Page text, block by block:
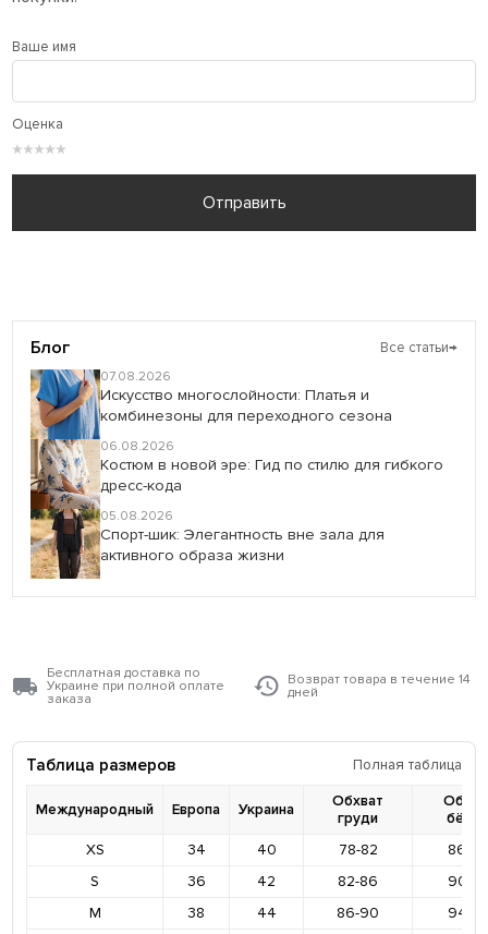
Ваше имя
Оценка
★
★
★
★
★
Отправить
Блог Все статьи→
07.08.2026
Искусство многослойности: Платья и
комбинезоны для переходного сезона
06.08.2026
Костюм в новой эре: Гид по стилю для гибкого
дресс-кода
05.08.2026
Спорт-шик: Элегантность вне зала для
активного образа жизни
Бесплатная доставка по
Украине при полной оплате
заказа
Возврат товара в течение 14
дней
Таблица размеров Полная таблица
Международный Европа Украина
Обхват
груди
XS
34 40 78-82
86-
S
36 42 82-86
90-
M
38 44 86-90
94-